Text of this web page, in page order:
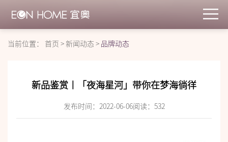
当前位置： 首页 >新闻动态 > 品牌动态
新品鉴赏丨「夜海星河」带你在梦海徜徉
发布时间：2022-06-06阅读： 532